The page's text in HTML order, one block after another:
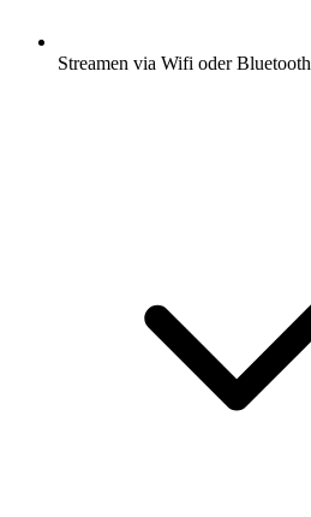
Streamen via Wifi oder Bluetooth